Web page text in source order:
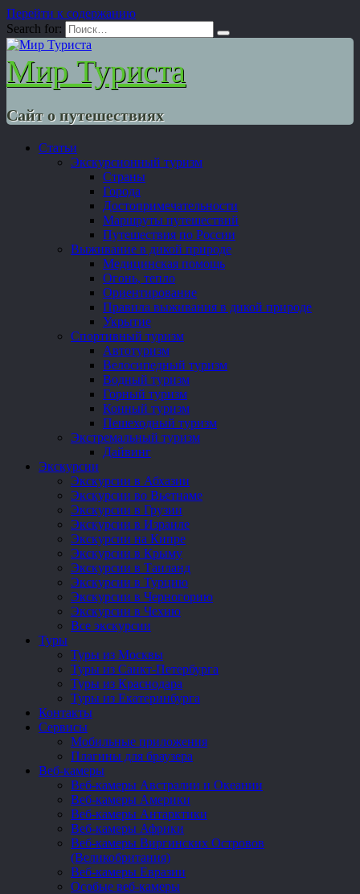
Перейти к содержанию
Search for:
Мир Туриста
Сайт о путешествиях
Статьи
Экскурсионный туризм
Страны
Города
Достопримечательности
Маршруты путешествий
Путешествия по России
Выживание в дикой природе
Медицинская помощь
Огонь, тепло
Ориентирование
Правила выживания в дикой природе
Укрытие
Спортивный туризм
Автотуризм
Велосипедный туризм
Водный туризм
Горный туризм
Конный туризм
Пешеходный туризм
Экстремальный туризм
Дайвинг
Экскурсии
Экскурсии в Абхазии
Экскурсии во Вьетнаме
Экскурсии в Грузии
Экскурсии в Израиле
Экскурсии на Кипре
Экскурсии в Крыму
Экскурсии в Таиланд
Экскурсии в Турцию
Экскурсии в Черногорию
Экскурсии в Чехию
Все экскурсии
Туры
Туры из Москвы
Туры из Санкт-Петербурга
Туры из Краснодара
Туры из Екатеринбурга
Контакты
Сервисы
Мобильные приложения
Плагины для браузера
Веб-камеры
Веб-камеры Австралии и Океании
Веб-камеры Америки
Веб-камеры Антарктики
Веб-камеры Африки
Веб-камеры Виргинских Островов
(Великобритания)
Веб-камеры Евразии
Особые веб-камеры